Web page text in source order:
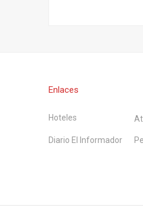
Enlaces
Hoteles
Diario El Informador